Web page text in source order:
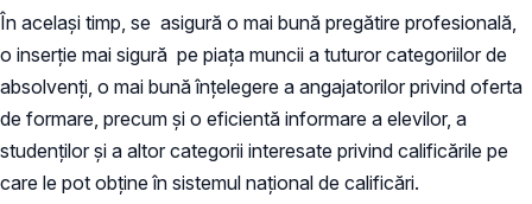
În același timp, se asigură o mai bună pregătire profesională,
o inserție mai sigură pe piața muncii a tuturor categoriilor de
absolvenți, o mai bună înțelegere a angajatorilor privind oferta
de formare, precum și o eficientă informare a elevilor, a
studenților și a altor categorii interesate privind calificările pe
care le pot obține în sistemul național de calificări.